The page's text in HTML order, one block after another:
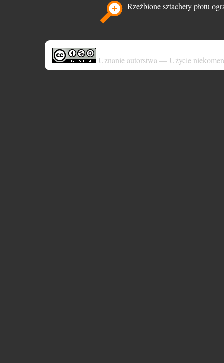
Rzeźbione sztachety płotu
Uznanie autorstwa — Użycie